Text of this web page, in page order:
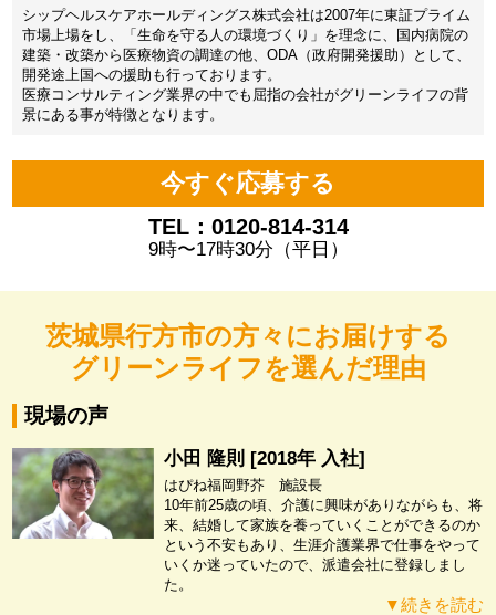
シップヘルスケアホールディングス株式会社は2007年に東証プライム
市場上場をし、「生命を守る人の環境づくり」を理念に、国内病院の
建築・改築から医療物資の調達の他、ODA（政府開発援助）として、
開発途上国への援助も行っております。
医療コンサルティング業界の中でも屈指の会社がグリーンライフの背
景にある事が特徴となります。
今すぐ応募する
TEL：0120-814-314
9時〜17時30分（平日）
茨城県行方市の方々にお届けする
グリーンライフを選んだ理由
現場の声
小田 隆則 [2018年 入社]
はぴね福岡野芥 施設長
10年前25歳の頃、介護に興味がありながらも、将
来、結婚して家族を養っていくことができるのか
という不安もあり、生涯介護業界で仕事をやって
いくか迷っていたので、派遣会社に登録しまし
た。
▼続きを読む